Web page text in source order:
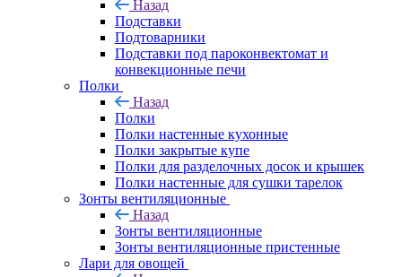
Назад
Подставки
Подтоварники
Подставки под пароконвектомат и
конвекционные печи
Полки
Назад
Полки
Полки настенные кухонные
Полки закрытые купе
Полки для разделочных досок и крышек
Полки настенные для сушки тарелок
Зонты вентиляционные
Назад
Зонты вентиляционные
Зонты вентиляционные пристенные
Лари для овощей